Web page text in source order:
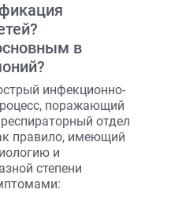
в
инфекционно-
поражающий
отдел
правило, имеющий
и
степени